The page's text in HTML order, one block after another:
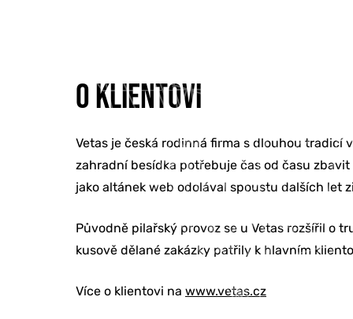
O KLIENTOVI
Vetas je česká rodinná firma s dlouhou tradicí
zahradní besídka potřebuje čas od času
jako altánek web odolával spoustu dalších let
Původně pilařský provoz se u Vetas rozšířil o
kusově dělané zakázky patřily k hlavním
Více o klientovi na www.vetas.cz